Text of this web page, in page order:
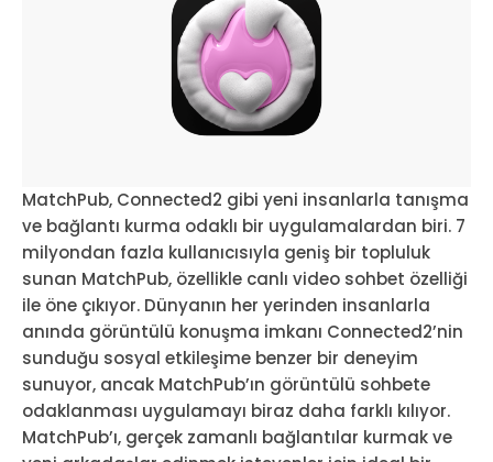
MatchPub, Connected2 gibi yeni insanlarla tanışma
ve bağlantı kurma odaklı bir uygulamalardan biri. 7
milyondan fazla kullanıcısıyla geniş bir topluluk
sunan MatchPub, özellikle canlı video sohbet özelliği
ile öne çıkıyor. Dünyanın her yerinden insanlarla
anında görüntülü konuşma imkanı Connected2’nin
sunduğu sosyal etkileşime benzer bir deneyim
sunuyor, ancak MatchPub’ın görüntülü sohbete
odaklanması uygulamayı biraz daha farklı kılıyor.
MatchPub’ı, gerçek zamanlı bağlantılar kurmak ve